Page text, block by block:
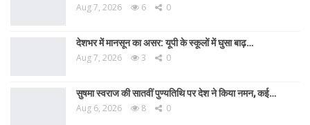
Aug 7, 2026 6 0
देशभर में मानसून का असर: यूपी के स्कूलों में घुसा बाढ़…
Aug 7, 2026 3 0
सुषमा स्वराज की सातवीं पुण्यतिथि पर देश ने किया नमन, कई…
Aug 6, 2026 8 0